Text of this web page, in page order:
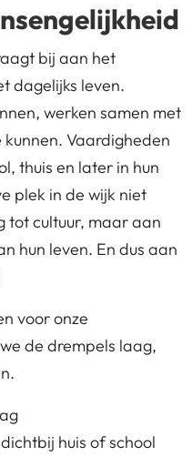
bij aan het
dagelijks leven.
werken samen met
Vaardigheden
thuis en later in hun
plek in de wijk niet
tot cultuur, maar aan
hun leven. En dus aan
voor onze
de drempels laag,
huis of school